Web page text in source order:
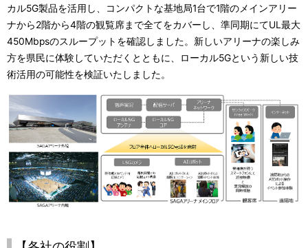
カル5G製品を活用し、コンパクトな基地局1台で1階のメインアリー
ナから2階から4階の観覧席まで全てをカバーし、準同期にてUL最大
450Mbpsのスループットを確認しました。新しいアリーナの楽しみ
方を県民に体験していただくとともに、ローカル5Gという新しい技
術活用の可能性を検証いたしました。